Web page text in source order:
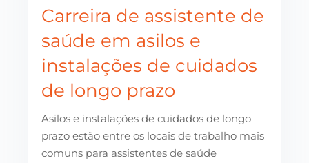
Carreira de assistente de
saúde em asilos e
instalações de cuidados
de longo prazo
Asilos e instalações de cuidados de longo
prazo estão entre os locais de trabalho mais
comuns para assistentes de saúde